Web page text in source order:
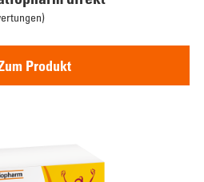
Produkt